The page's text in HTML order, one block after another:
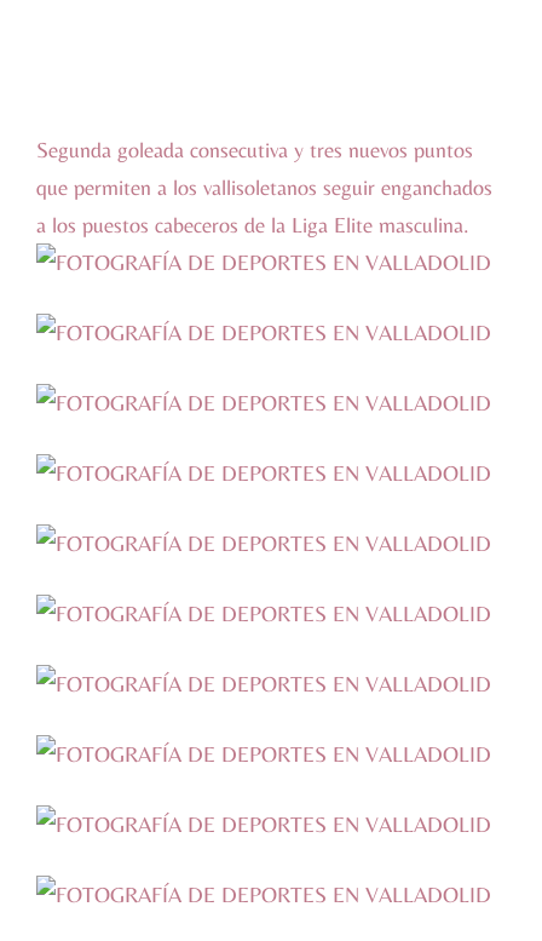
Segunda goleada consecutiva y tres nuevos puntos
que permiten a los vallisoletanos seguir enganchados
a los puestos cabeceros de la Liga Elite masculina.